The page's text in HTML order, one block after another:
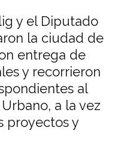
y el Diputado
la ciudad de
entrega de
y recorrieron
al
a la vez
proyectos y